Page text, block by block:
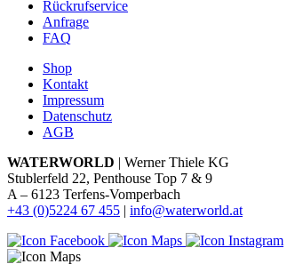
Rückrufservice
Anfrage
FAQ
Shop
Kontakt
Impressum
Datenschutz
AGB
WATERWORLD | Werner Thiele KG
Stublerfeld 22, Penthouse Top 7 & 9
A – 6123 Terfens-Vomperbach
+43 (0)5224 67 455 | info@waterworld.at